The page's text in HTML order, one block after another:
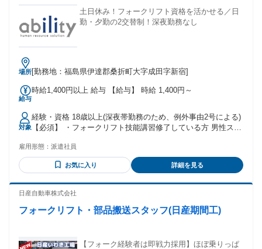
土日休み！フォークリフト資格を活かせる／日
勤・夕勤の2交替制！深夜勤務なし
場所[勤務地：福島県伊達郡桑折町大字成田字新宿]
給与
時給1,400円以上 給与 【給与】 時給 1,400円～
対象
経験・資格 18歳以上(深夜帯勤務のため、例外事由2号による)
【必須】 ・フォークリフト技能講習修了している方 男性スタ
雇用形態： 派遣社員
お気に入り 詳細を見る
日産自動車株式会社
フォークリフト・部品搬送スタッフ(日産期間工)
【フォーク経験者は即戦力採用】ほぼ乗りっぱ